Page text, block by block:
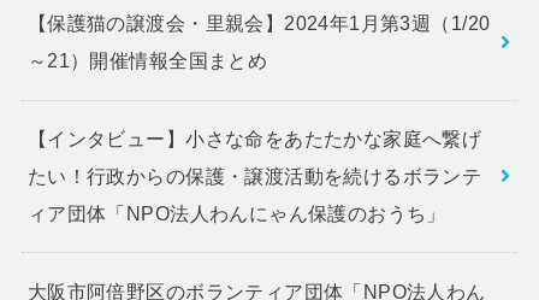
【保護猫の譲渡会・里親会】2024年1月第3週（1/20
～21）開催情報全国まとめ
【インタビュー】小さな命をあたたかな家庭へ繋げ
たい！行政からの保護・譲渡活動を続けるボランテ
ィア団体「NPO法人わんにゃん保護のおうち」
大阪市阿倍野区のボランティア団体「NPO法人わん